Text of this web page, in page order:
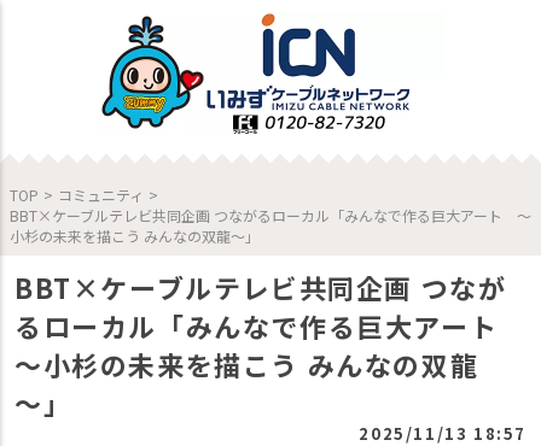
TOP > コミュニティ >
BBT×ケーブルテレビ共同企画 つながるローカル「みんなで作る巨大アート ～
小杉の未来を描こう みんなの双龍～」
BBT×ケーブルテレビ共同企画 つなが
るローカル「みんなで作る巨大アート
～小杉の未来を描こう みんなの双龍
～」
2025/11/13 18:57